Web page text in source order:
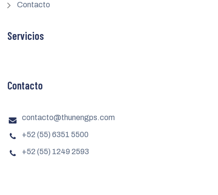
Contacto
Servicios
Contacto
contacto@thunengps.com
+52 (55) 6351 5500
+52 (55) 1249 2593